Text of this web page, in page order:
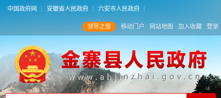
中国政府网 安徽省人民政府 六安市人民政府
领导之窗 移动门户 网站地图 加入收藏 登录